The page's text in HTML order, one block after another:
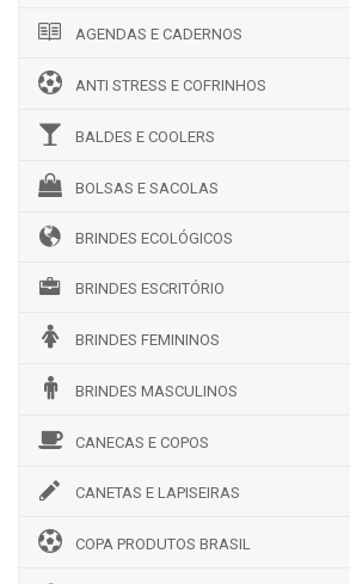
AGENDAS E CADERNOS
ANTI STRESS E COFRINHOS
BALDES E COOLERS
BOLSAS E SACOLAS
BRINDES ECOLÓGICOS
BRINDES ESCRITÓRIO
BRINDES FEMININOS
BRINDES MASCULINOS
CANECAS E COPOS
CANETAS E LAPISEIRAS
COPA PRODUTOS BRASIL